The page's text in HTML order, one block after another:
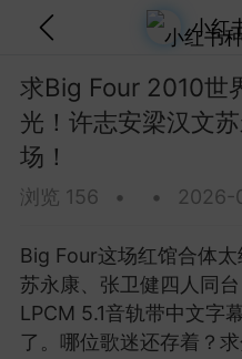
热门
小红
2013
光！20.7G含歌剧魅影
这场Dreamchaser太美了，
金刚狼剪指甲 0
2013 Crossroads
求Big Four 2010世
光！许志安梁汉文
场！
浏览 156 • • 2026-
Big Four这场红馆合体太
苏永康、张卫健四人同
LPCM 5.1音轨带中文字
了。哪位歌迷还存着？求